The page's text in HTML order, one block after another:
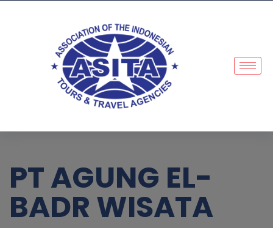
PT AGUNG EL-
BADR WISATA